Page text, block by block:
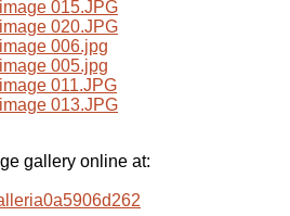
gallery online at: